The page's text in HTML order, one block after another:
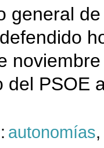
general
del PSOE
autonomías